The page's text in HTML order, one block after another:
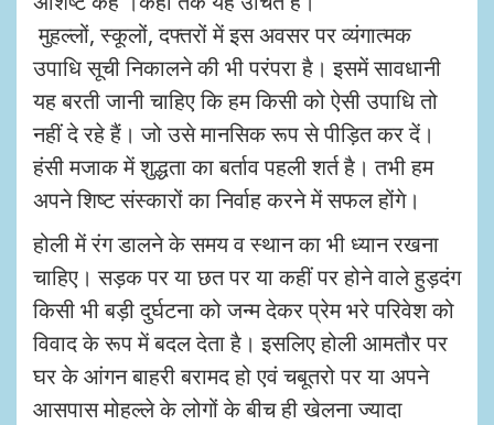
मुहल्लों,स्कूलों,दफ्तरों में इस अवसर पर व्यंगात्मक
उपाधि सूची निकालने की भी परंपरा है। इसमें सावधानी
यह बरती जानी चाहिए कि हम किसी को ऐसी उपाधि तो
नहीं दे रहे हैं। जो उसे मानसिक रूप से पीड़ित कर दें।
हंसी मजाक में शुद्धता का बर्ताव पहली शर्त है। तभी हम
अपने शिष्ट संस्कारों का निर्वाह करने में सफल होंगे।
होली में रंग डालने के समय व स्थान का भी ध्यान रखना
चाहिए। सड़क पर या छत पर या कहीं पर होने वाले हुड़दंग
किसी भी बड़ी दुर्घटना को जन्म देकर प्रेम भरे परिवेश को
विवाद के रूप में बदल देता है। इसलिए होली आमतौर पर
घर के आंगन बाहरी बरामद हो एवं चबूतरो पर या अपने
आसपास मोहल्ले के लोगों के बीच ही खेलना ज्यादा